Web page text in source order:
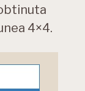
4×4.